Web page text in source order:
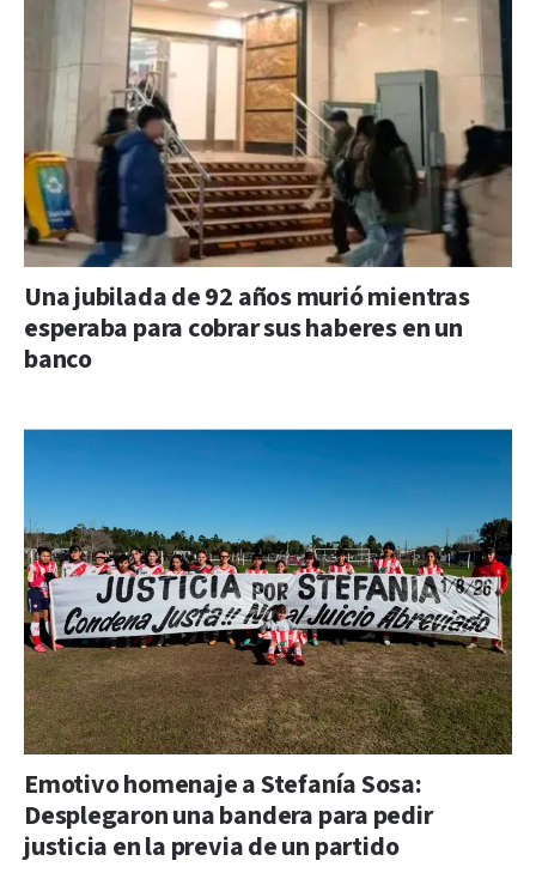
Una jubilada de 92 años murió mientras
esperaba para cobrar sus haberes en un
banco
Emotivo homenaje a Stefanía Sosa:
Desplegaron una bandera para pedir
justicia en la previa de un partido